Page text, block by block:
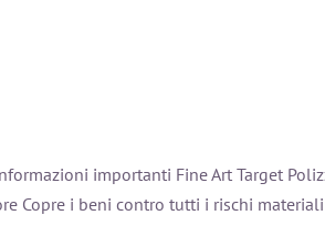
importanti Fine Art Target
Copre i beni contro tutti i rischi